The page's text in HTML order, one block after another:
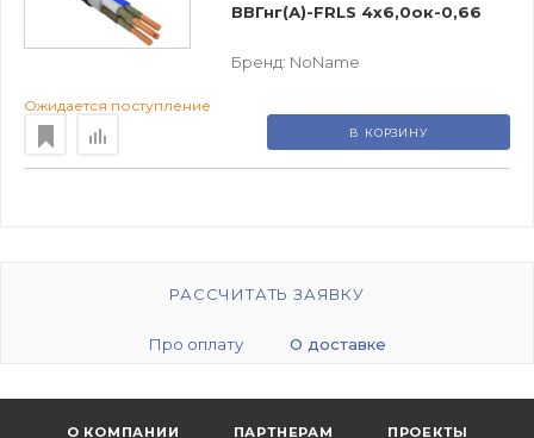
ВВГнг(А)-FRLS 4х6,0ок-0,66
Бренд: NoName
Ожидается поступление
В КОРЗИНУ
РАССЧИТАТЬ ЗАЯВКУ
Про оплату О доставке
О КОМПАНИИ ПАРТНЕРАМ ПРОЕКТЫ